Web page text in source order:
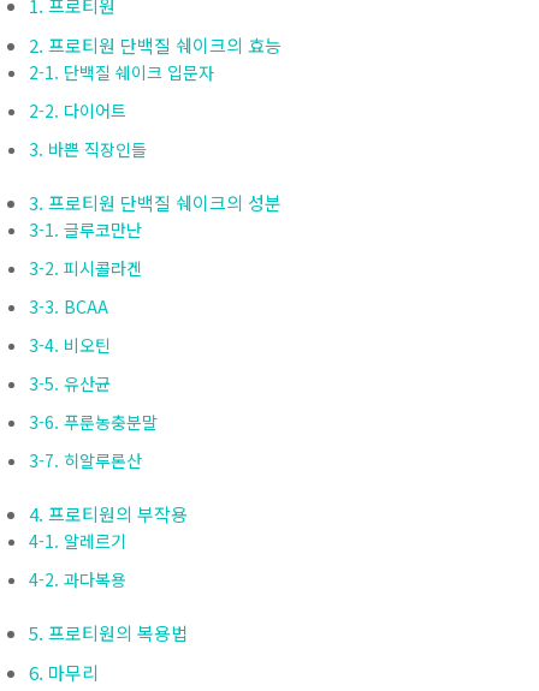
1. 프로티원
2. 프로티원 단백질 쉐이크의 효능
2-1. 단백질 쉐이크 입문자
2-2. 다이어트
3. 바쁜 직장인들
3. 프로티원 단백질 쉐이크의 성분
3-1. 글루코만난
3-2. 피시콜라겐
3-3. BCAA
3-4. 비오틴
3-5. 유산균
3-6. 푸룬농충분말
3-7. 히알루론산
4. 프로티원의 부작용
4-1. 알레르기
4-2. 과다복용
5. 프로티원의 복용법
6. 마무리